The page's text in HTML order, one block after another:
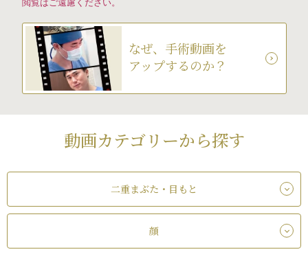
閲覧はご遠慮ください。
なぜ、手術動画を
アップするのか？
動画カテゴリーから探す
二重まぶた・目もと
顔